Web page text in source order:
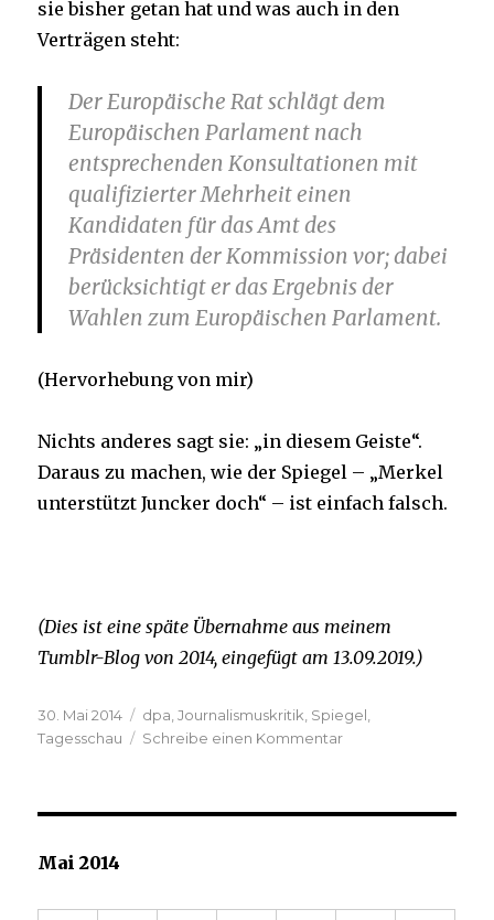
sie bisher getan hat und was auch in den
Verträgen steht:
Der Europäische Rat schlägt dem
Europäischen Parlament nach
entsprechenden Konsultationen mit
qualifizierter Mehrheit einen
Kandidaten für das Amt des
Präsidenten der Kommission vor; dabei
berücksichtigt er das Ergebnis der
Wahlen zum Europäischen Parlament.
(Hervorhebung von mir)
Nichts anderes sagt sie: „in diesem Geiste“.
Daraus zu machen, wie der Spiegel – „Merkel
unterstützt Juncker doch“ – ist einfach falsch.
(Dies ist eine späte Übernahme aus meinem
Tumblr-Blog von 2014, eingefügt am 13.09.2019.)
Veröffentlicht
am
30. Mai 2014 Kategorien
dpa,Journalismuskritik, Spiegel,
Tagesschau
Schreibe einen Kommentarzu
Mai 2014